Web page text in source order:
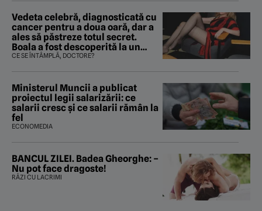
Vedeta celebră, diagnosticată cu
cancer pentru a doua oară, dar a
ales să păstreze totul secret.
Boala a fost descoperită la un
control de rutină
CE SE ÎNTÂMPLĂ, DOCTORE?
Ministerul Muncii a publicat
proiectul legii salarizării: ce
salarii cresc și ce salarii rămân la
fel
ECONOMEDIA
BANCUL ZILEI. Badea Gheorghe: –
Nu pot face dragoste!
RÂZI CU LACRIMI